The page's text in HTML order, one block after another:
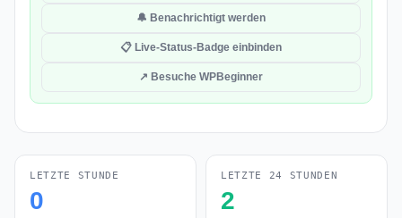
🔔 Benachrichtigt werden
📋 Live-Status-Badge einbinden
↗ Besuche WPBeginner
LETZTE STUNDE
0
LETZTE 24 STUNDEN
2